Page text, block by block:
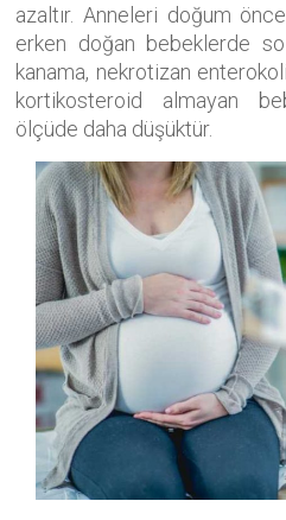
azaltır. Anneleri doğum
erken doğan bebeklerde
kanama, nekrotizan
kortikosteroid almayan
ölçüde daha düşüktür.